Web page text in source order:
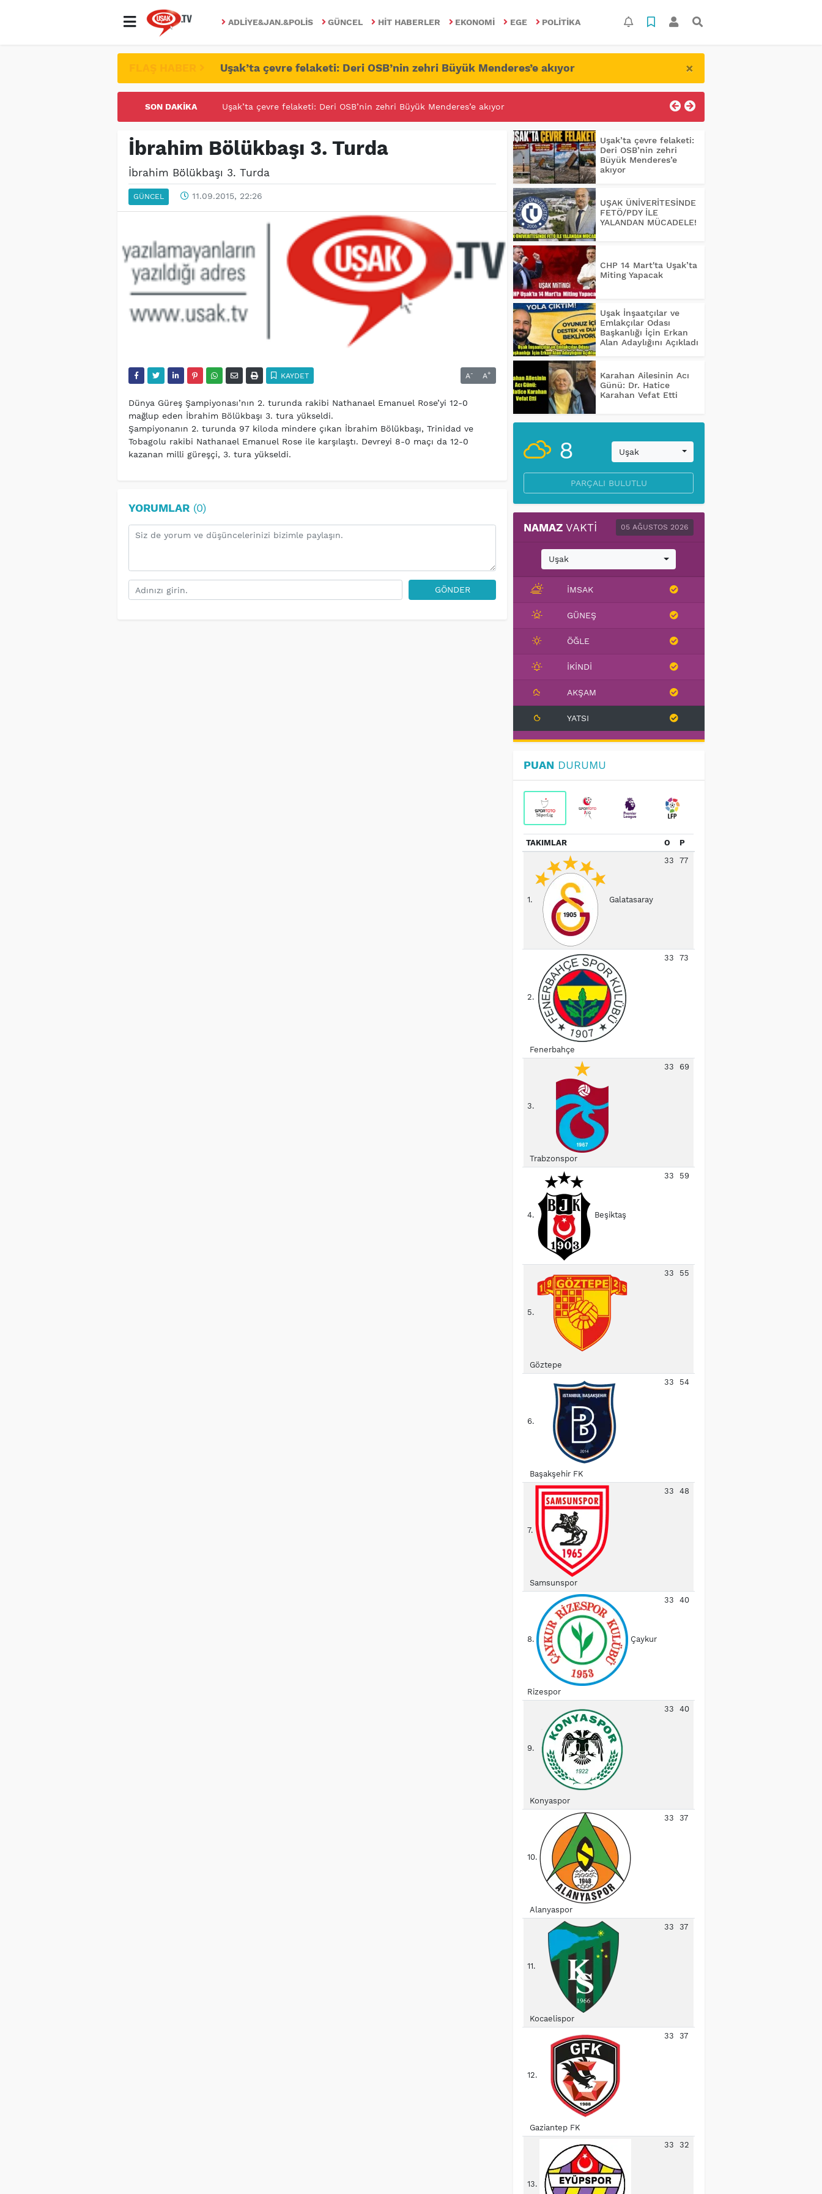
ADLIYE&JAN.&POLIS GÜNCEL HIT HABERLER EKONOMI EGE POLITIKA
Uşak’ta çevre felaketi: Deri OSB’nin zehri Büyük Menderes’e akıyor ×
SON DAKIKA
Uşak’ta çevre felaketi: Deri OSB’nin zehri Büyük Menderes’e akıyor
UŞAK ÜNİVERİTESİNDE FETÖ/PDY İLE YALANDAN MÜCADELE!
İbrahim Bölükbaşı 3. Turda
İbrahim Bölükbaşı 3. Turda
GÜNCEL 11.09.2015, 22:26
KAYDET A- A+
Dünya Güreş Şampiyonası’nın 2. turunda rakibi Nathanael Emanuel Rose’yi 12-0
mağlup eden İbrahim Bölükbaşı 3. tura yükseldi.
Şampiyonanın 2. turunda 97 kiloda mindere çıkan İbrahim Bölükbaşı, Trinidad ve
Tobagolu rakibi Nathanael Emanuel Rose ile karşılaştı. Devreyi 8-0 maçı da 12-0
kazanan milli güreşçi, 3. tura yükseldi.
YORUMLAR(0)
GÖNDER
Uşak’ta çevre felaketi:
Deri OSB’nin zehri
Büyük Menderes’e
akıyor
UŞAK ÜNİVERİTESİNDE
FETÖ/PDY İLE
YALANDAN MÜCADELE!
CHP 14 Mart'ta Uşak’ta
Miting Yapacak
Uşak İnşaatçılar ve
Emlakçılar Odası
Başkanlığı İçin Erkan
Alan Adaylığını Açıkladı
Karahan Ailesinin Acı
Günü: Dr. Hatice
Karahan Vefat Etti
8 Uşak
PARÇALI BULUTLU
NAMAZ VAKTI 05 AĞUSTOS 2026
Uşak
İMSAK
GÜNEŞ
ÖĞLE
İKINDI
AKŞAM
YATSI
PUAN DURUMU
TAKIMLAR O P
1. Galatasaray
33 77
2.
Fenerbahçe
33 73
3.
Trabzonspor
33 69
4. Beşiktaş
33 59
5.
Göztepe
33 55
6.
Başakşehir FK
33 54
7.
Samsunspor
33 48
8. Çaykur
Rizespor
33 40
9.
Konyaspor
33 40
10.
Alanyaspor
33 37
11.
Kocaelispor
33 37
12.
Gaziantep FK
33 37
13.
33 32